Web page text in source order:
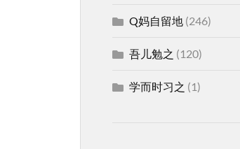
Q妈自留地(246)
吾儿勉之 (120)
学而时习之 (1)